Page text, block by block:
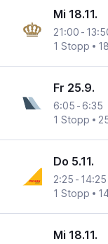
Mi 18.11.
21:00 -
1 Stopp
Fr 25.9.
6:05 - 6:35
1 Stopp
Do 5.11.
2:25 - 14:25
1 Stopp
Mi 18.11.